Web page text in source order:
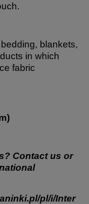
blankets,
in which
fabric
Contact us or
pl/i/Inter